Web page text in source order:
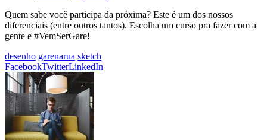
Quem sabe você participa da próxima? Este é um dos nossos
diferenciais (entre outros tantos). Escolha um curso pra fazer com a
gente e #VemSerGare!
desenho garenarua sketch
FacebookTwitterLinkedIn